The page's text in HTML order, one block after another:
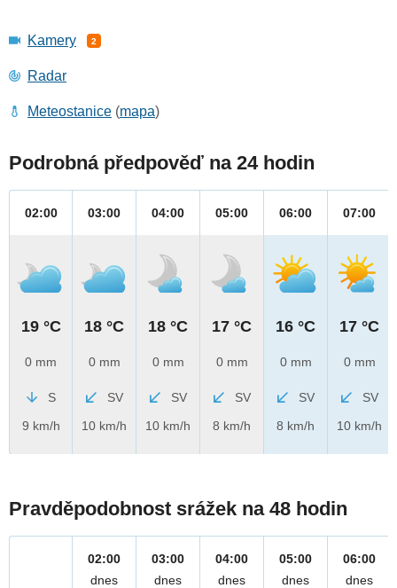
Kamery 2
Radar
Meteostanice (mapa)
Podrobná předpověď na 24 hodin
02:00
19 °C
0 mm
S
9 km/h
03:00
18 °C
0 mm
SV
10 km/h
04:00
18 °C
0 mm
SV
10 km/h
05:00
17 °C
0 mm
SV
8 km/h
06:00
16 °C
0 mm
SV
8 km/h
07:00
17 °C
0 mm
SV
10 km/h
Pravděpodobnost srážek na 48 hodin
02:00
dnes
03:00
dnes
04:00
dnes
05:00
dnes
06:00
dnes